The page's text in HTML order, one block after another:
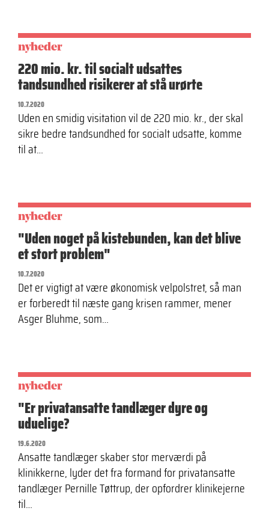
nyheder
220 mio. kr. til socialt udsattes
tandsundhed risikerer at stå urørte
10.7.2020
Uden en smidig visitation vil de 220 mio. kr., der skal
sikre bedre tandsundhed for socialt udsatte, komme
til at…
nyheder
"Uden noget på kistebunden, kan det blive
et stort problem"
10.7.2020
Det er vigtigt at være økonomisk velpolstret, så man
er forberedt til næste gang krisen rammer, mener
Asger Bluhme, som…
nyheder
"Er privatansatte tandlæger dyre og
uduelige?
19.6.2020
Ansatte tandlæger skaber stor merværdi på
klinikkerne, lyder det fra formand for privatansatte
tandlæger Pernille Tøttrup, der opfordrer klinikejerne
til…